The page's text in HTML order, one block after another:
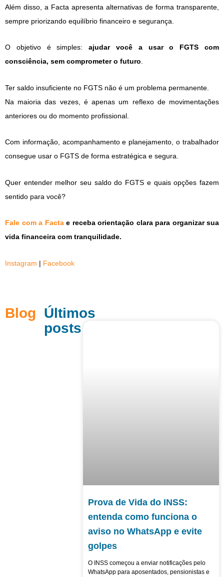
Além disso, a Facta apresenta alternativas de forma transparente,
sempre priorizando equilíbrio financeiro e segurança.
O objetivo é simples:ajudar você a usar o FGTS com
consciência, sem comprometer o futuro.
Ter saldo insuficiente no FGTS não é um problema permanente.
Na maioria das vezes, é apenas um reflexo de movimentações
anteriores ou do momento profissional.
Com informação, acompanhamento e planejamento, o trabalhador
consegue usar o FGTS de forma estratégica e segura.
Quer entender melhor seu saldo do FGTS e quais opções fazem
sentido para você?
Fale com a Factae receba orientação clara para organizar sua
vida financeira com tranquilidade.
Instagram | Facebook
Blog Últimos
posts
Prova de Vida do INSS:
entenda como funciona o
aviso no WhatsApp e evite
golpes
O INSS começou a enviar notificações pelo
WhatsApp para aposentados, pensionistas e